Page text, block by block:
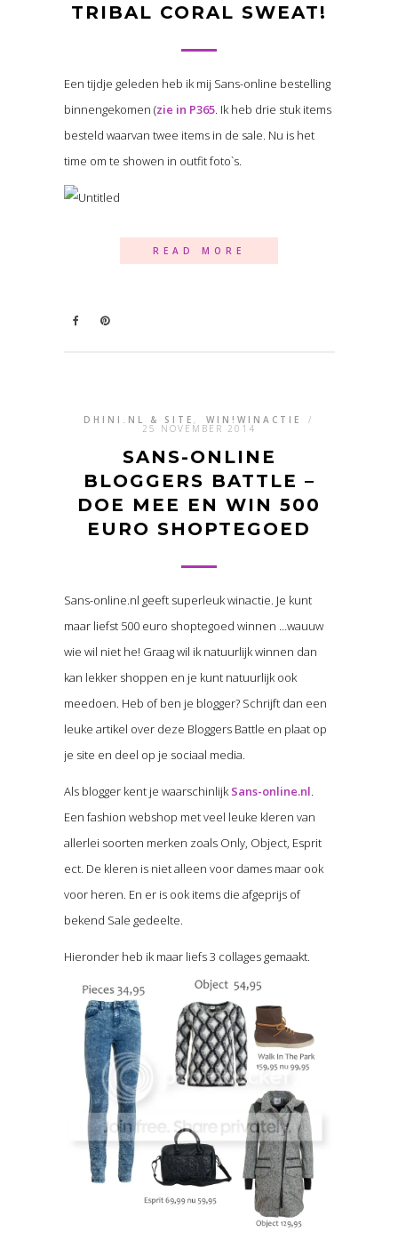
TRIBAL CORAL SWEAT!
Een tijdje geleden heb ik mij Sans-online bestelling
binnengekomen (zie in P365. Ik heb drie stuk items
besteld waarvan twee items in de sale. Nu is het
time om te showen in outfit foto`s.
READ MORE
DHINI.NL & SITE WIN!WINACTIE /
25 NOVEMBER 2014
SANS-ONLINE
BLOGGERS BATTLE –
DOE MEE EN WIN 500
EURO SHOPTEGOED
Sans-online.nl geeft superleuk winactie. Je kunt
maar liefst 500 euro shoptegoed winnen …wauuw
wie wil niet he! Graag wil ik natuurlijk winnen dan
kan lekker shoppen en je kunt natuurlijk ook
meedoen. Heb of ben je blogger? Schrijft dan een
leuke artikel over deze Bloggers Battle en plaat op
je site en deel op je sociaal media.
Als blogger kent je waarschinlijkSans-online.nl.
Een fashion webshop met veel leuke kleren van
allerlei soorten merken zoals Only, Object, Esprit
ect. De kleren is niet alleen voor dames maar ook
voor heren. En er is ook items die afgeprijs of
bekend Sale gedeelte.
Hieronder heb ik maar liefs 3 collages gemaakt.